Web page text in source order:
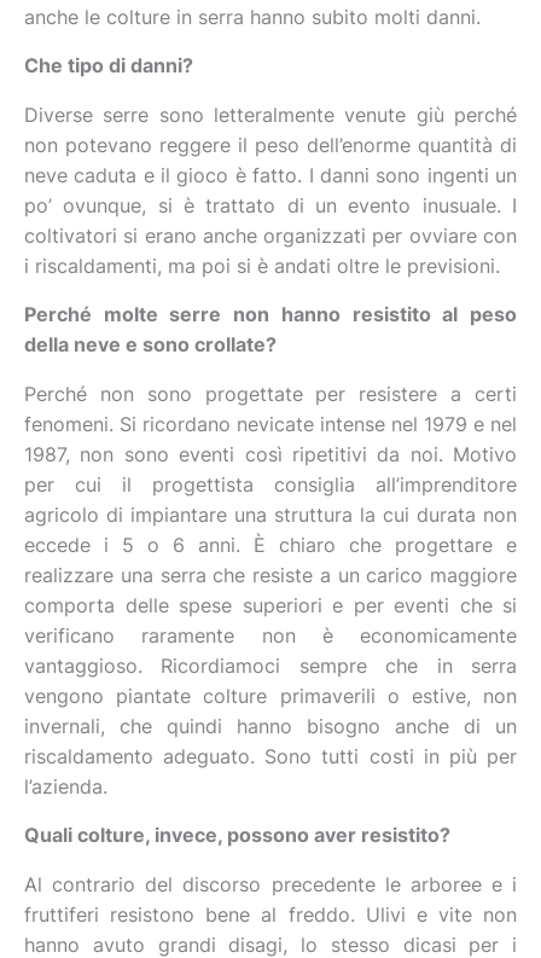
anche le colture in serra hanno subito molti danni.
Che tipo di danni?
Diverse serre sono letteralmente venute giù perché
non potevano reggere il peso dell’enorme quantità di
neve caduta e il gioco è fatto. I danni sono ingenti un
po’ ovunque, si è trattato di un evento inusuale. I
coltivatori si erano anche organizzati per ovviare con
i riscaldamenti, ma poi si è andati oltre le previsioni.
Perché molte serre non hanno resistito al peso
della neve e sono crollate?
Perché non sono progettate per resistere a certi
fenomeni. Si ricordano nevicate intense nel 1979 e nel
1987, non sono eventi così ripetitivi da noi. Motivo
per cui il progettista consiglia all’imprenditore
agricolo di impiantare una struttura la cui durata non
eccede i 5 o 6 anni. È chiaro che progettare e
realizzare una serra che resiste a un carico maggiore
comporta delle spese superiori e per eventi che si
verificano raramente non è economicamente
vantaggioso. Ricordiamoci sempre che in serra
vengono piantate colture primaverili o estive, non
invernali, che quindi hanno bisogno anche di un
riscaldamento adeguato. Sono tutti costi in più per
l’azienda.
Quali colture, invece, possono aver resistito?
Al contrario del discorso precedente le arboree e i
fruttiferi resistono bene al freddo. Ulivi e vite non
hanno avuto grandi disagi, lo stesso dicasi per i